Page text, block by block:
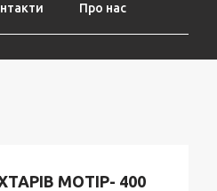
Про нас
MOTIP- 400